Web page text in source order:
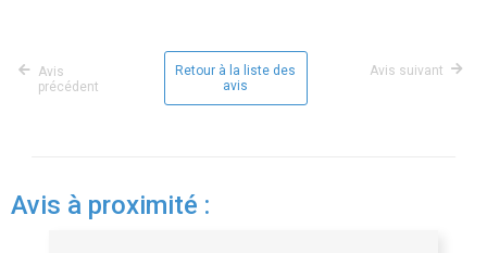
Avis
précédent
Retour à la liste des
avis
Avis suivant
Avis à proximité :